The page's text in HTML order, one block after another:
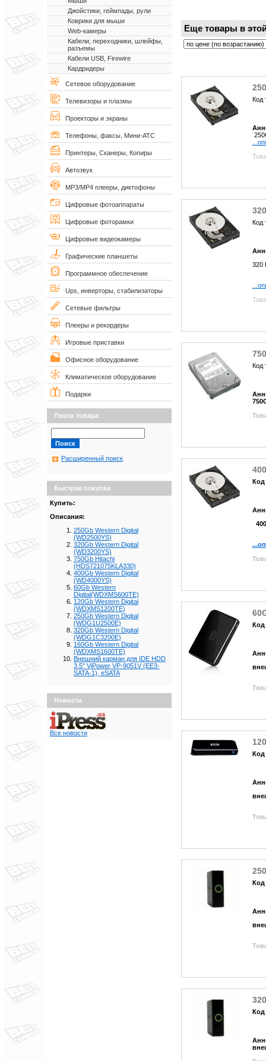
Джойстики, геймпады, рули
Коврики для мыши
Web-камеры
Кабели, переходники, шлейфы,
разъемы
Кабели USB, Firewire
Кардридеры
Сетевое оборудование
Телевизоры и плазмы
Проекторы и экраны
Телефоны, факсы, Мини-АТС
Принтеры, Сканеры, Копиры
Автозвук
MP3/MP4 плееры, диктофоны
Цифровые фотоаппараты
Цифровые фоторамки
Цифровые видеокамеры
Графические планшеты
Программное обеспечение
Ups, инверторы, стабилизаторы
Сетевые фильтры
Плееры и рекордеры
Игровые приставки
Офисное оборудование
Климатическое оборудование
Подарки
Поиск товара
Расширенный поиск
Быстрая покупка
Купить:
Описания:
250Gb Western Digital
(WD2500YS)
320Gb Western Digital
(WD3200YS)
750Gb Hitachi
(HDS721075KLA330)
400Gb Western Digital
(WD4000YS)
60Gb Western
Digital(WDXMS600TE)
120Gb Western Digital
(WDXMS1200TE)
250Gb Western Digital
(WDG1U2500E)
320Gb Western Digital
(WDG1C3200E)
160Gb Western Digital
(WDXMS1600TE)
Внешний карман для IDE HDD
3.5" ViPower VP-9051V (EE3-
SATA-1), eSATA
Новости
Все новости
Еще товары в
Код
Код
320
Код
Код
Код
Код
Код
Код